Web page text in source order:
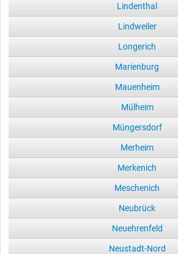
Lindenthal
Lindweiler
Longerich
Marienburg
Mauenheim
Mülheim
Müngersdorf
Merheim
Merkenich
Meschenich
Neubrück
Neuehrenfeld
Neustadt-Nord